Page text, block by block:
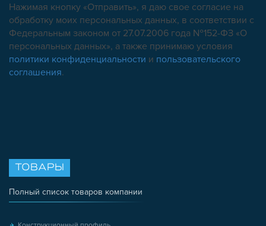
Нажимая кнопку «Отправить», я даю свое согласие на
обработку моих персональных данных, в соответствии с
Федеральным законом от 27.07.2006 года №152-ФЗ «О
персональных данных», а также принимаю условия
политики конфиденциальности и пользовательского
соглашения.
ТОВАРЫ
Полный список товаров компании